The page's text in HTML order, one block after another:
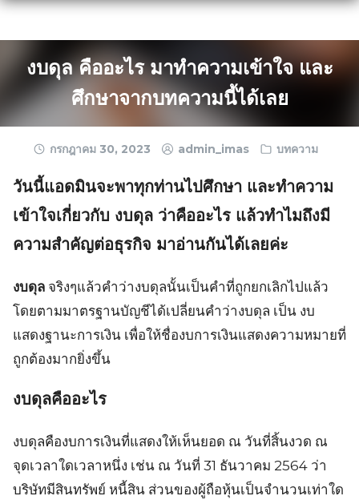
Skip
งบดุล คืออะไร มาทำความเข้าใจ และ
ศึกษาจากบทความนี้ได้เลย
กรกฎาคม 30, 2023 admin_imas บทความ
วันนี้แอดมินจะพาทุกท่านไปศึกษา และทำความ
เข้าใจเกี่ยวกับ งบดุล ว่าคืออะไร แล้วทำไมถึงมี
ความสำคัญต่อธุรกิจ มาอ่านกันได้เลยค่ะ
งบดุล จริงๆแล้วคำว่างบดุลนั้นเป็นคำที่ถูกยกเลิกไปแล้ว
โดยตามมาตรฐานบัญชีได้เปลี่ยนคำว่างบดุล เป็น งบ
แสดงฐานะการเงิน เพื่อให้ชื่องบการเงินแสดงความหมายที่
ถูกต้องมากยิ่งขึ้น
งบดุลคืออะไร
งบดุลคืองบการเงินที่แสดงให้เห็นยอด ณ วันที่สิ้นงวด ณ
จุดเวลาใดเวลาหนึ่ง เช่น ณ วันที่ 31 ธันวาคม 2564 ว่า
บริษัทมีสินทรัพย์ หนี้สิน ส่วนของผู้ถือหุ้นเป็นจำนวนเท่าใด